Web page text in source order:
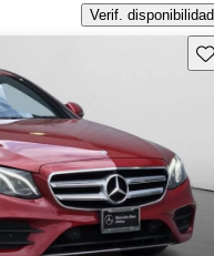
Verif. disponibilidad